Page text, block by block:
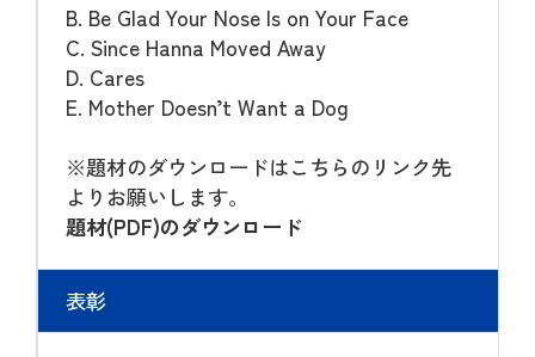
B. Be Glad Your Nose Is on Your Face
C. Since Hanna Moved Away
D. Cares
E. Mother Doesn’t Want a Dog
※題材のダウンロードはこちらのリンク先
よりお願いします。
題材(PDF)のダウンロード
表彰